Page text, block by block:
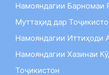
Намояндагии
Муттаҳид дар
Намояндагии Иттиҳоди
Намояндагии Хазинаи
Тоҷикистон